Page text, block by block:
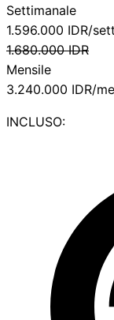
Settimanale
1.596.000 IDR/
1.680.000 IDR
Mensile
3.240.000 IDR/
INCLUSO: